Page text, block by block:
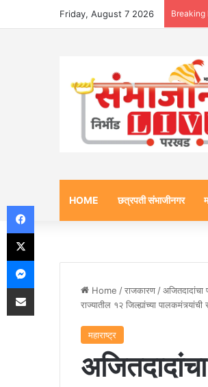
Friday, August 7 2026 Breaking
HOME छत्रपती संभाजीनगर
Home /राजकारण /
राज्यातील १२ जिल्ह्यांच्या पालकमंत्र्यांची
महाराष्ट्र
Facebook
X
Messenger
Share via Email